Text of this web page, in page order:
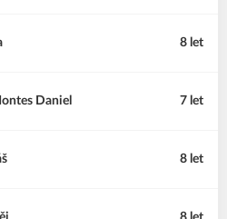
8 let
Daniel 7 let
8 let